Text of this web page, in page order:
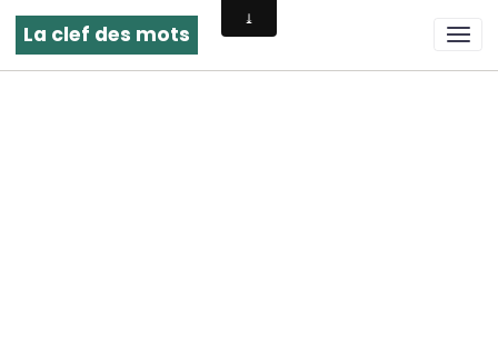
La clef des mots